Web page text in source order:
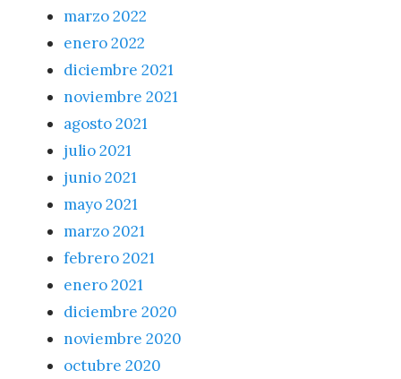
marzo 2022
enero 2022
diciembre 2021
noviembre 2021
agosto 2021
julio 2021
junio 2021
mayo 2021
marzo 2021
febrero 2021
enero 2021
diciembre 2020
noviembre 2020
octubre 2020